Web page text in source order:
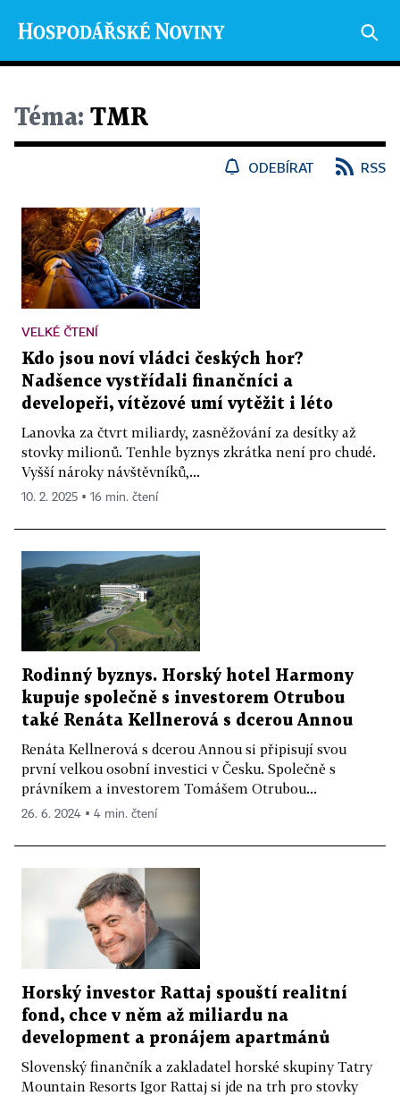
Téma: TMR
ODEBÍRAT RSS
VELKÉ ČTENÍ
Kdo jsou noví vládci českých hor?
Nadšence vystřídali finančníci a
developeři, vítězové umí vytěžit i léto
Lanovka za čtvrt miliardy, zasněžování za desítky až
stovky milionů. Tenhle byznys zkrátka není pro chudé.
Vyšší nároky návštěvníků,...
10. 2. 2025 ▪ 16 min. čtení
Rodinný byznys. Horský hotel Harmony
kupuje společně s investorem Otrubou
také Renáta Kellnerová s dcerou Annou
Renáta Kellnerová s dcerou Annou si připisují svou
první velkou osobní investici v Česku. Společně s
právníkem a investorem Tomášem Otrubou...
26. 6. 2024 ▪ 4 min. čtení
Horský investor Rattaj spouští realitní
fond, chce v něm až miliardu na
development a pronájem apartmánů
Slovenský finančník a zakladatel horské skupiny Tatry
Mountain Resorts Igor Rattaj si jde na trh pro stovky